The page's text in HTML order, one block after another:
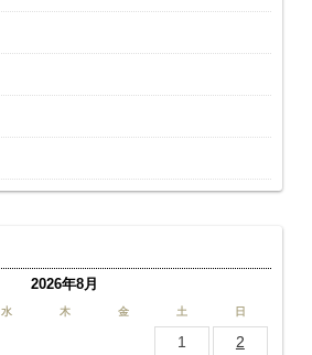
2026年8月
水 木 金 土 日
1
2